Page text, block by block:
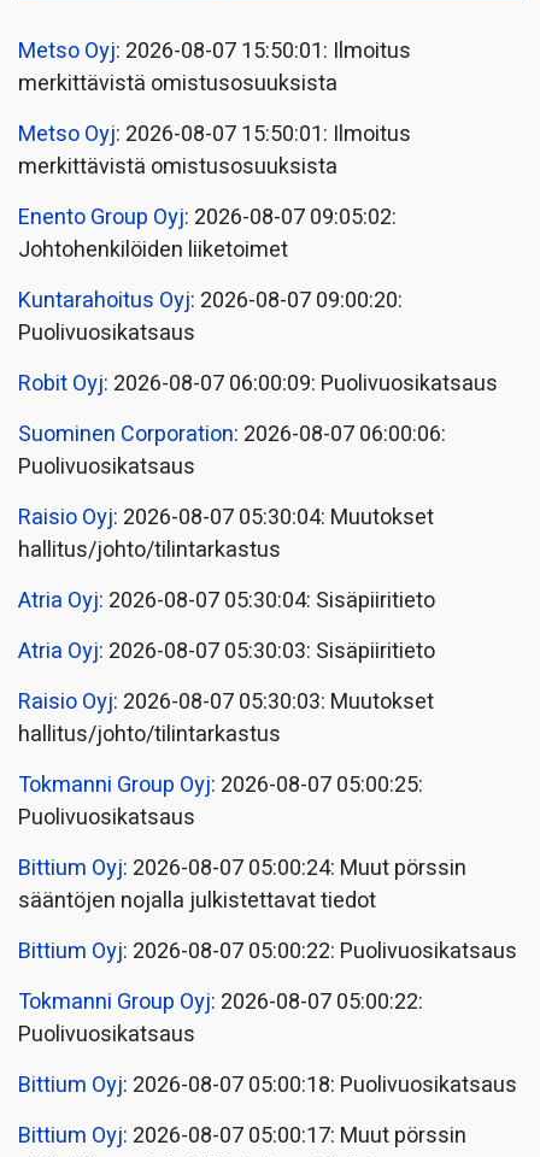
Metso Oyj: 2026-08-07 15:50:01: Ilmoitus
merkittävistä omistusosuuksista
Metso Oyj: 2026-08-07 15:50:01: Ilmoitus
merkittävistä omistusosuuksista
Enento Group Oyj: 2026-08-07 09:05:02:
Johtohenkilöiden liiketoimet
Kuntarahoitus Oyj: 2026-08-07 09:00:20:
Puolivuosikatsaus
Robit Oyj: 2026-08-07 06:00:09: Puolivuosikatsaus
Suominen Corporation: 2026-08-07 06:00:06:
Puolivuosikatsaus
Raisio Oyj: 2026-08-07 05:30:04: Muutokset
hallitus/johto/tilintarkastus
Atria Oyj: 2026-08-07 05:30:04: Sisäpiiritieto
Atria Oyj: 2026-08-07 05:30:03: Sisäpiiritieto
Raisio Oyj: 2026-08-07 05:30:03: Muutokset
hallitus/johto/tilintarkastus
Tokmanni Group Oyj: 2026-08-07 05:00:25:
Puolivuosikatsaus
Bittium Oyj: 2026-08-07 05:00:24: Muut pörssin
sääntöjen nojalla julkistettavat tiedot
Bittium Oyj: 2026-08-07 05:00:22: Puolivuosikatsaus
Tokmanni Group Oyj: 2026-08-07 05:00:22:
Puolivuosikatsaus
Bittium Oyj: 2026-08-07 05:00:18: Puolivuosikatsaus
Bittium Oyj: 2026-08-07 05:00:17: Muut pörssin